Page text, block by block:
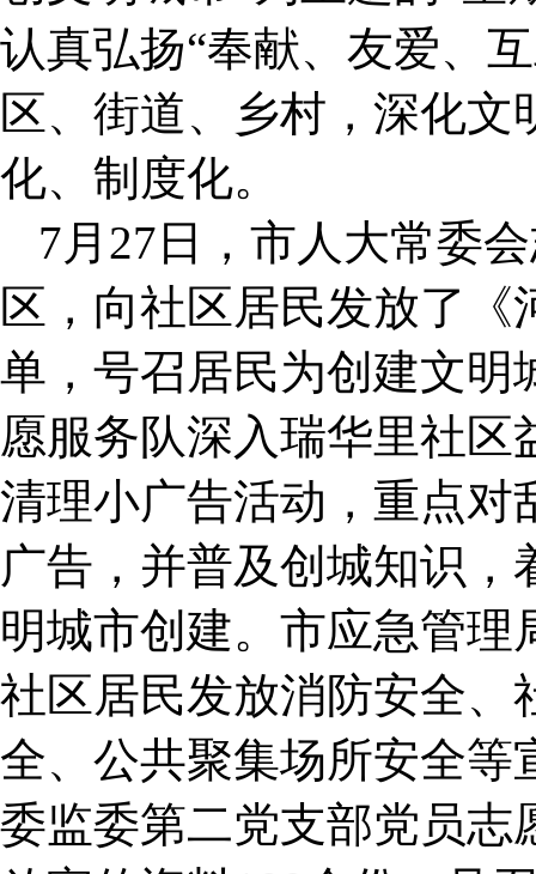
认真弘扬“奉献、友爱、
区、街道、乡村，深化
化、制度化。
7月27日，市人大常委
区，向社区居民发放了
单，号召居民为创建文明
愿服务队深入瑞华里社
清理小广告活动，重点对
广告，并普及创城知识
明城市创建。市应急管
社区居民发放消防安全、
全、公共聚集场所安全等
委监委第二党支部党员志